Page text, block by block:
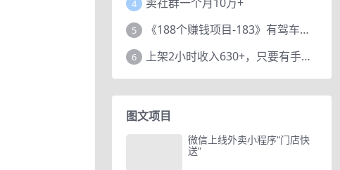
4
5 《188个赚钱项目-183》有驾车评项目，动动小手，复制粘贴赚44元！
6 上架2小时收入630+，只要有手就能做的AI搞钱项目，奶奶看完都能学会!
图文项目
微信上线外卖小程序“门店快
送”